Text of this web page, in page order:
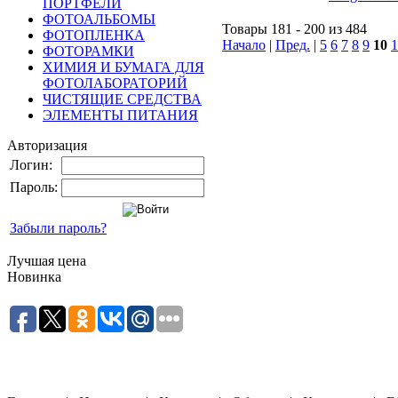
ПОРТФЕЛИ
ФОТОАЛЬБОМЫ
ФОТОПЛЕНКА
ФОТОРАМКИ
ХИМИЯ И БУМАГА ДЛЯ
ФОТОЛАБОРАТОРИЙ
ЧИСТЯЩИЕ СРЕДСТВА
ЭЛЕМЕНТЫ ПИТАНИЯ
Авторизация
Логин:
Пароль:
Забыли пароль?
Лучшая цена
Новинка
Товары 181 - 200 из 484
Начало | Пред. | 5 6 7 8 9 10